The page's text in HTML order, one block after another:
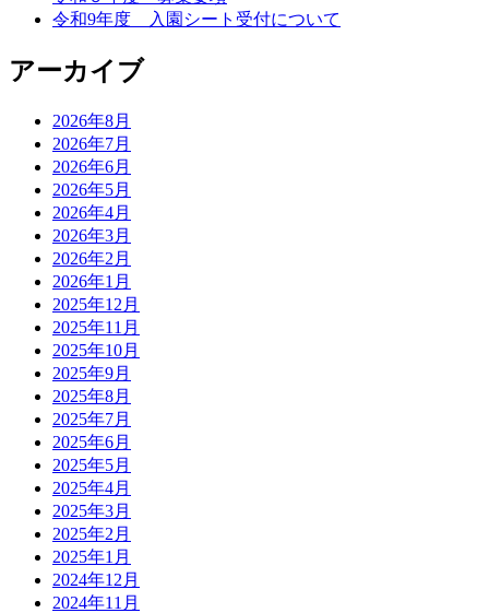
令和9年度 入園シート受付について
アーカイブ
2026年8月
2026年7月
2026年6月
2026年5月
2026年4月
2026年3月
2026年2月
2026年1月
2025年12月
2025年11月
2025年10月
2025年9月
2025年8月
2025年7月
2025年6月
2025年5月
2025年4月
2025年3月
2025年2月
2025年1月
2024年12月
2024年11月